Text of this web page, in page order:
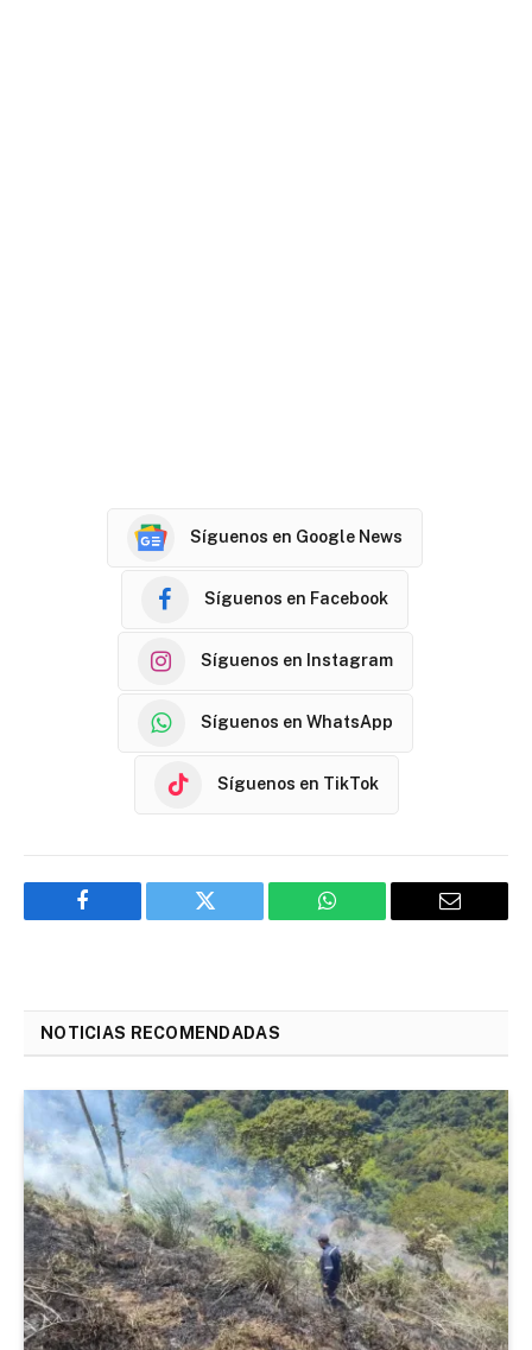
Síguenos en Google News
Síguenos en Facebook
Síguenos en Instagram
Síguenos en WhatsApp
Síguenos en TikTok
Facebook Twitter WhatsApp Email
NOTICIAS RECOMENDADAS